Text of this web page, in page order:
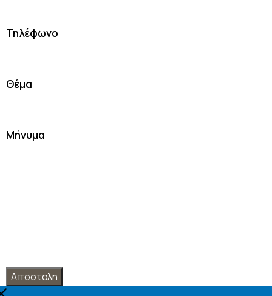
Τηλέφωνο
Θέμα
Μήνυμα
Αποστολη